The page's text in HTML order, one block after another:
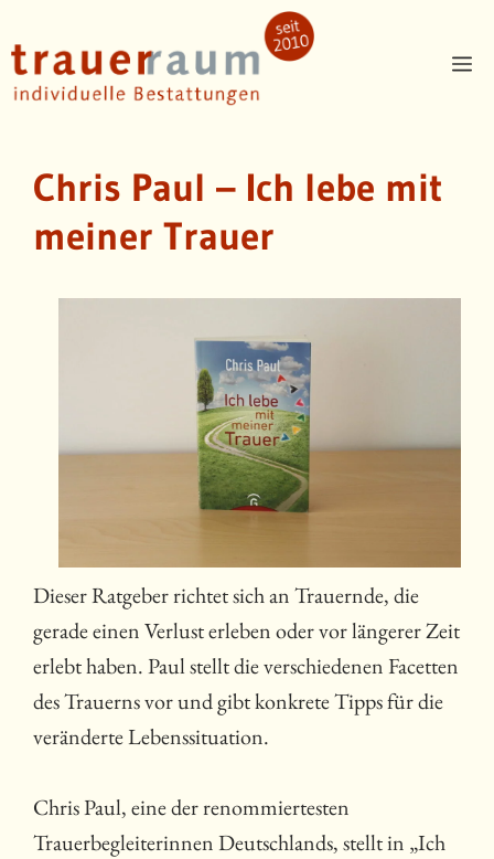
Inhalt
springen
Chris Paul – Ich lebe mit
meiner Trauer
Dieser Ratgeber richtet sich an Trauernde, die
gerade einen Verlust erleben oder vor längerer Zeit
erlebt haben. Paul stellt die verschiedenen Facetten
des Trauerns vor und gibt konkrete Tipps für die
veränderte Lebenssituation.
Chris Paul, eine der renommiertesten
Trauerbegleiterinnen Deutschlands, stellt in „Ich